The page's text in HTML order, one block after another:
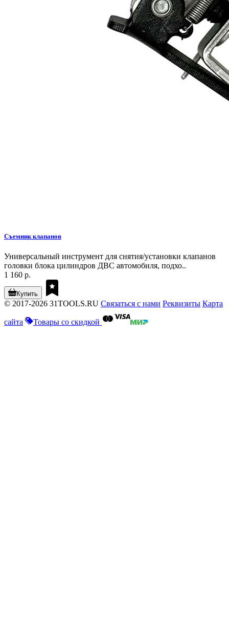
Съемник клапанов
Универсальный инструмент для снятия/установки клапанов
головки блока цилиндров ДВС автомобиля, подхо..
1 160 р.
Купить
© 2017-2026 31TOOLS.RU Связаться с нами Реквизиты Карта
сайта Товары со скидкой